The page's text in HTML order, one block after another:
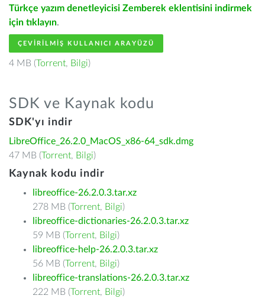
Türkçe yazım denetleyicisi Zemberek eklentisini indirmek
için tıklayın.
ÇEVIRILMIŞ KULLANICI ARAYÜZÜ
4 MB (Torrent, Bilgi)
SDK ve Kaynak kodu
SDK'yı indir
LibreOffice_26.2.0_MacOS_x86-64_sdk.dmg
47 MB (Torrent, Bilgi)
Kaynak kodu indir
libreoffice-26.2.0.3.tar.xz
278 MB (Torrent, Bilgi)
libreoffice-dictionaries-26.2.0.3.tar.xz
59 MB (Torrent, Bilgi)
libreoffice-help-26.2.0.3.tar.xz
56 MB (Torrent, Bilgi)
libreoffice-translations-26.2.0.3.tar.xz
222 MB (Torrent, Bilgi)